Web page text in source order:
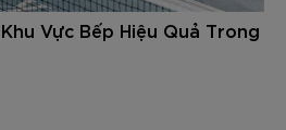
Vực Bếp Hiệu Quả Trong